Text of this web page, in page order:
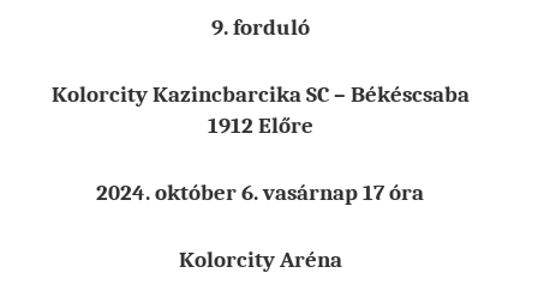
9. forduló
Kolorcity Kazincbarcika SC – Békéscsaba
1912 Előre
2024. október 6. vasárnap 17 óra
Kolorcity Aréna